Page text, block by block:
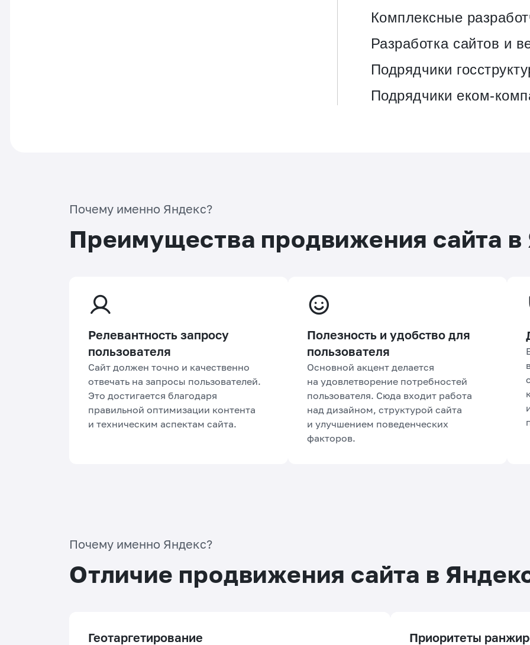
Комплексные
Разработка сайтов и
Подрядчики
Подрядчики еком-
Почему именно Яндекс?
Преимущества продвижения сайта в
Релевантность запросу
пользователя
Сайт должен точно и качественно
отвечать на запросы пользователей.
Это достигается благодаря
правильной оптимизации контента
и техническим аспектам сайта.
Полезность и удобство для
пользователя
Основной акцент делается
на удовлетворение потребностей
пользователя. Сюда входит работа
над дизайном, структурой сайта
и улучшением поведенческих
факторов.
Почему именно Яндекс?
Отличие продвижения сайта в
Геотаргетирование Приоритеты